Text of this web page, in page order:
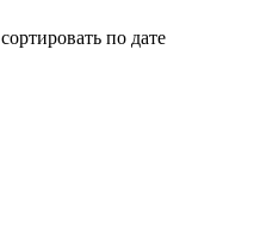
сортировать по дате